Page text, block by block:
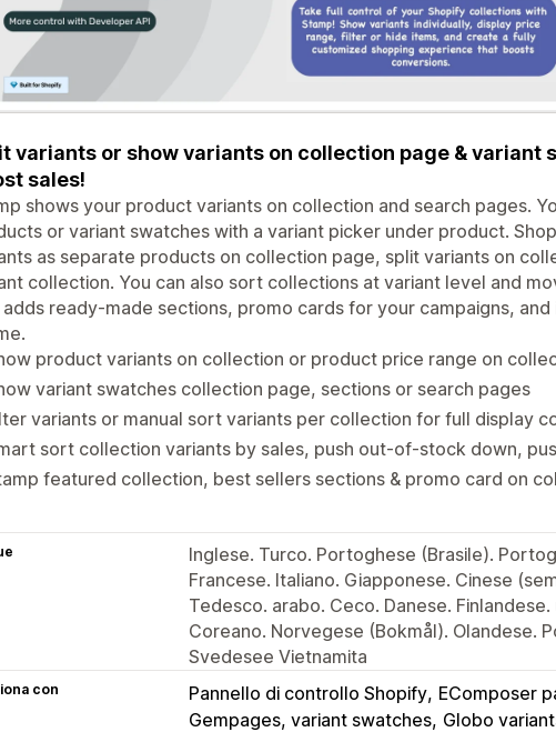
variants or show variants on collection page & variant
sales!
shows your product variants on collection and search pages.
or variant swatches with a variant picker under product.
as separate products on collection page, split variants on
collection. You can also sort collections at variant level and
adds ready-made sections, promo cards for your campaigns,
product variants on collection or product price range on
variant swatches collection page, sections or search pages
variants or manual sort variants per collection for full display
sort collection variants by sales, push out-of-stock down,
featured collection, best sellers sections & promo card on
Inglese. Turco. Portoghese (Brasile).
Francese. Italiano. Giapponese. Cinese
Tedesco. arabo. Ceco. Danese.
Coreano. Norvegese (Bokmål). Olandese.
Svedesee Vietnamita
con Pannello di controllo Shopify EComposer
Gempages, variant swatches Globo